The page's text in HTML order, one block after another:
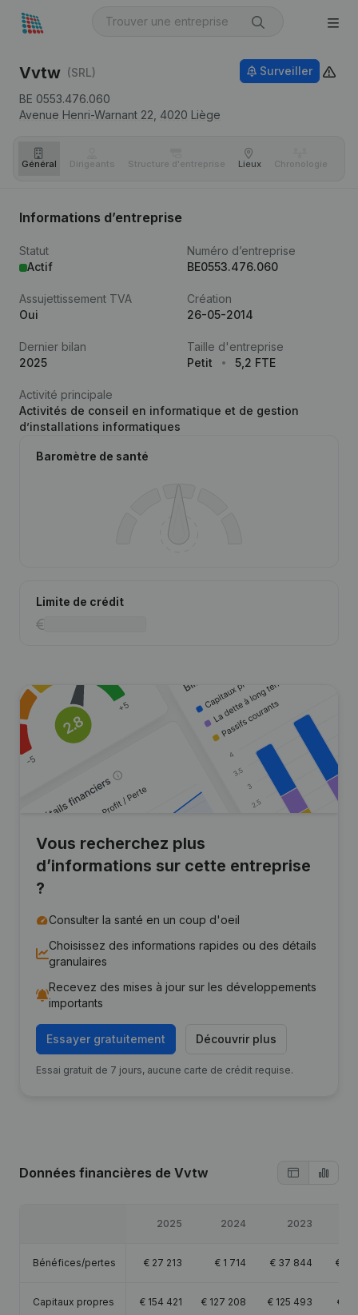
Vvtw (SRL)
BE 0553.476.060
Avenue Henri-Warnant 22, 4020 Liège
Surveiller
Général Dirigeants Structure d'entreprise Lieux Chronologie
Informations d’entreprise
Statut
Actif
Numéro d’entreprise
BE0553.476.060
Assujettissement TVA
Oui
Création
26-05-2014
Dernier bilan
2025
Taille d'entreprise
Petit
5,2 FTE
Activité principale
Activités de conseil en informatique et de gestion
d’installations informatiques
Baromètre de santé
Limite de crédit
Vous recherchez plus
d’informations sur cette entreprise
?
Consulter la santé en un coup d'oeil
Choisissez des informations rapides ou des détails
granulaires
Recevez des mises à jour sur les développements
importants
Essayer gratuitement Découvrir plus
Essai gratuit de 7 jours, aucune carte de crédit requise.
Données financières de Vvtw
2025 2024 2023
Bénéfices/pertes € 27 213 € 1 714 € 37 844 €
Capitaux propres € 154 421 € 127 208 € 125 493 €